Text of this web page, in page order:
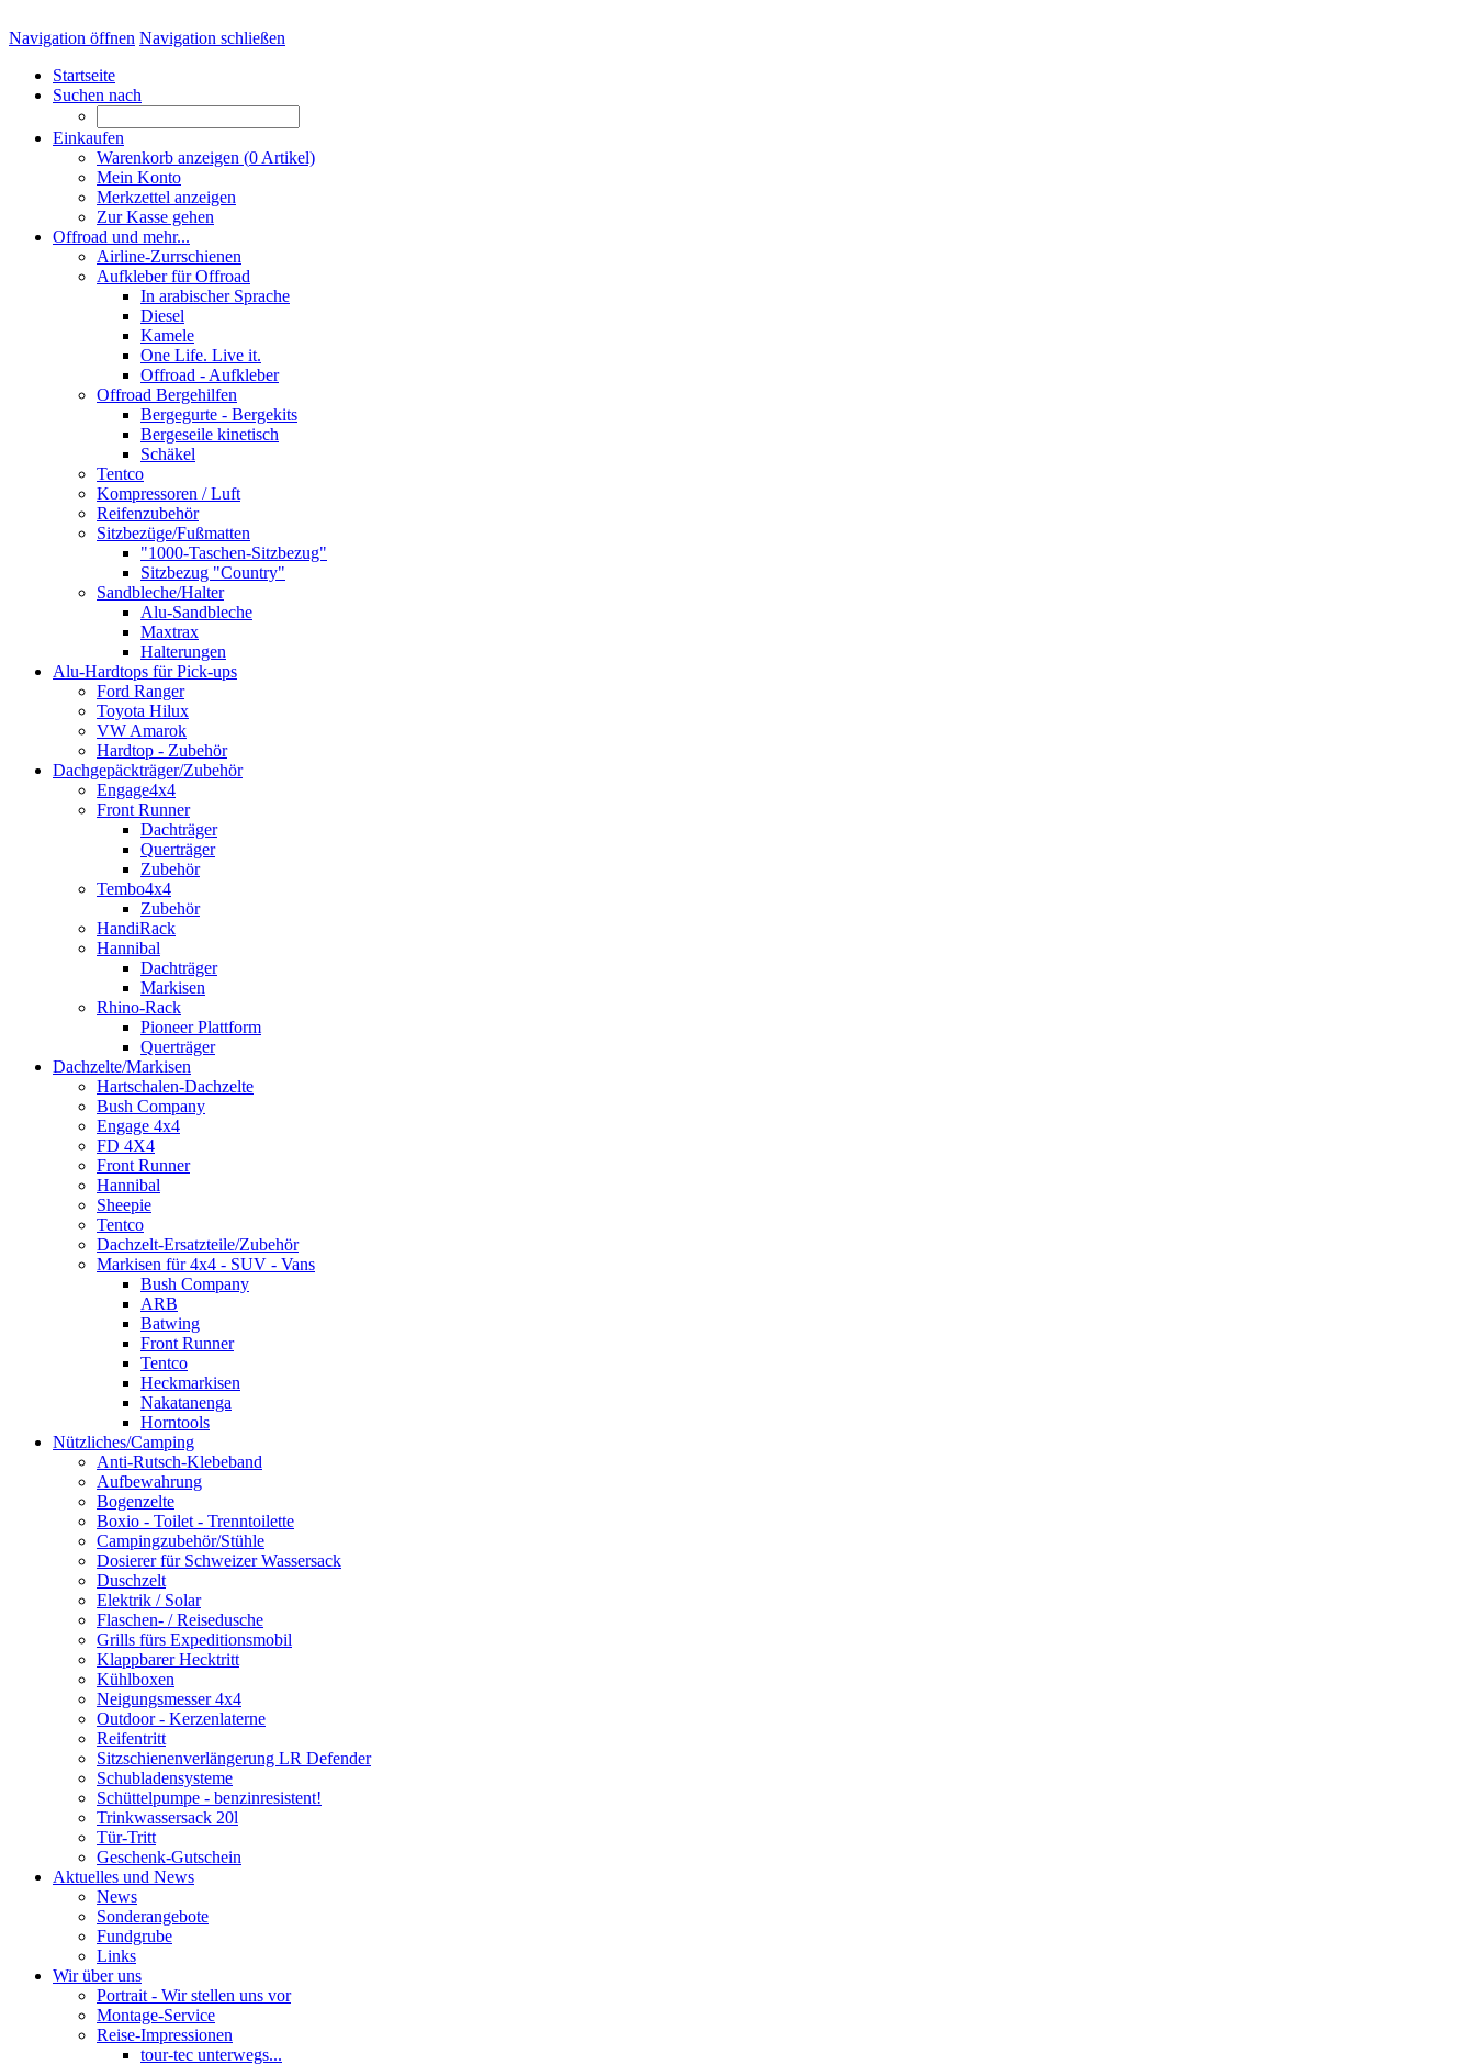
Navigation öffnen Navigation schließen
Startseite
Suchen nach
Einkaufen
Warenkorb anzeigen (0 Artikel)
Mein Konto
Merkzettel anzeigen
Zur Kasse gehen
Offroad und mehr...
Airline-Zurrschienen
Aufkleber für Offroad
In arabischer Sprache
Diesel
Kamele
One Life. Live it.
Offroad - Aufkleber
Offroad Bergehilfen
Bergegurte - Bergekits
Bergeseile kinetisch
Schäkel
Tentco
Kompressoren / Luft
Reifenzubehör
Sitzbezüge/Fußmatten
"1000-Taschen-Sitzbezug"
Sitzbezug "Country"
Sandbleche/Halter
Alu-Sandbleche
Maxtrax
Halterungen
Alu-Hardtops für Pick-ups
Ford Ranger
Toyota Hilux
VW Amarok
Hardtop - Zubehör
Dachgepäckträger/Zubehör
Engage4x4
Front Runner
Dachträger
Querträger
Zubehör
Tembo4x4
Zubehör
HandiRack
Hannibal
Dachträger
Markisen
Rhino-Rack
Pioneer Plattform
Querträger
Dachzelte/Markisen
Hartschalen-Dachzelte
Bush Company
Engage 4x4
FD 4X4
Front Runner
Hannibal
Sheepie
Tentco
Dachzelt-Ersatzteile/Zubehör
Markisen für 4x4 - SUV - Vans
Bush Company
ARB
Batwing
Front Runner
Tentco
Heckmarkisen
Nakatanenga
Horntools
Nützliches/Camping
Anti-Rutsch-Klebeband
Aufbewahrung
Bogenzelte
Boxio - Toilet - Trenntoilette
Campingzubehör/Stühle
Dosierer für Schweizer Wassersack
Duschzelt
Elektrik / Solar
Flaschen- / Reisedusche
Grills fürs Expeditionsmobil
Klappbarer Hecktritt
Kühlboxen
Neigungsmesser 4x4
Outdoor - Kerzenlaterne
Reifentritt
Sitzschienenverlängerung LR Defender
Schubladensysteme
Schüttelpumpe - benzinresistent!
Trinkwassersack 20l
Tür-Tritt
Geschenk-Gutschein
Aktuelles und News
News
Sonderangebote
Fundgrube
Links
Wir über uns
Portrait - Wir stellen uns vor
Montage-Service
Reise-Impressionen
tour-tec unterwegs...